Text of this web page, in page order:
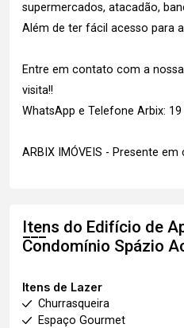
supermercados, atacadão,
Além de ter fácil acesso para
Entre em contato com a
visita!!
WhatsApp e Telefone Arbix:
ARBIX IMÓVEIS - Presente em
Itens do Edifício de
Condomínio Spázio
Itens de Lazer
Churrasqueira
Espaço Gourmet